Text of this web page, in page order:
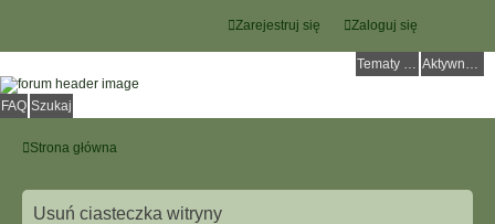
Zaloguj się
Zarejestruj się
Tematy bez odpowiedzi Aktywne tematy
FAQ Szukaj
Strona główna
Usuń ciasteczka witryny